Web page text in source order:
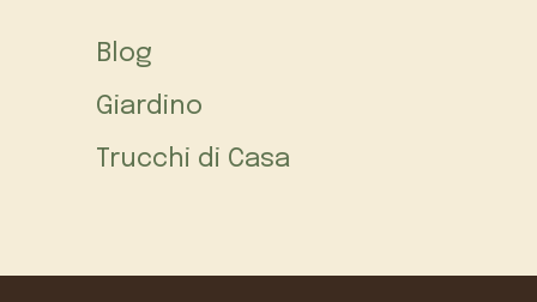
Blog
Giardino
Trucchi di Casa